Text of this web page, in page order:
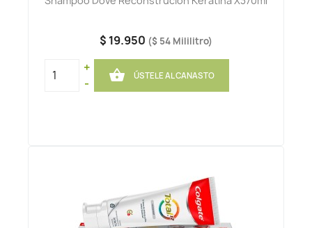
$ 19.950 ($ 54 Mililitro)
+
-
 ÚSTELE AL CANASTO